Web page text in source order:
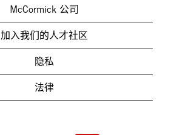
McCormick 公司
加入我们的人才社区
隐私
法律